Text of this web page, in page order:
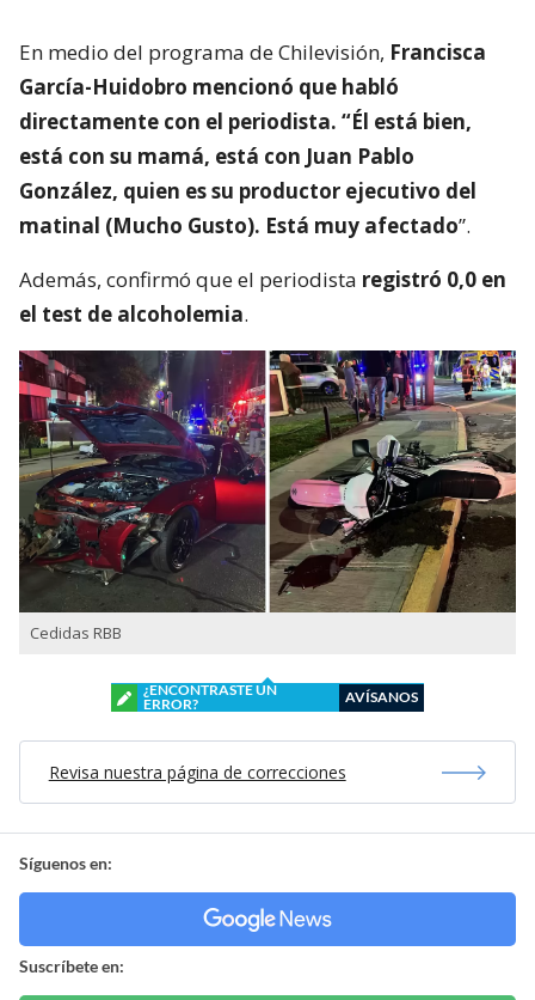
En medio del programa de Chilevisión, Francisca
García-Huidobro mencionó que habló
directamente con el periodista. “Él está bien,
está con su mamá, está con Juan Pablo
González, quien es su productor ejecutivo del
matinal (Mucho Gusto). Está muy afectado”.
Además, confirmó que el periodista registró 0,0 en
el test de alcoholemia.
Cedidas RBB
¿ENCONTRASTE UN
ERROR?
AVÍSANOS
Revisa nuestra página de correcciones
Síguenos en:
Suscríbete en: